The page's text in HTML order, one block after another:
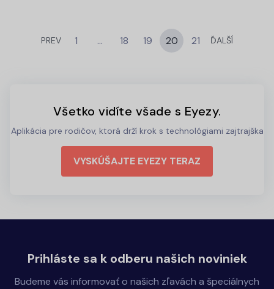
PREV 1 … 18 19 20 21 ĎALŠÍ
Všetko vidíte všade s Eyezy.
Aplikácia pre rodičov, ktorá drží krok s technológiami zajtrajška
VYSKÚŠAJTE EYEZY TERAZ
Prihláste sa k odberu našich noviniek
Budeme vás informovať o našich zľavách a špeciálnych